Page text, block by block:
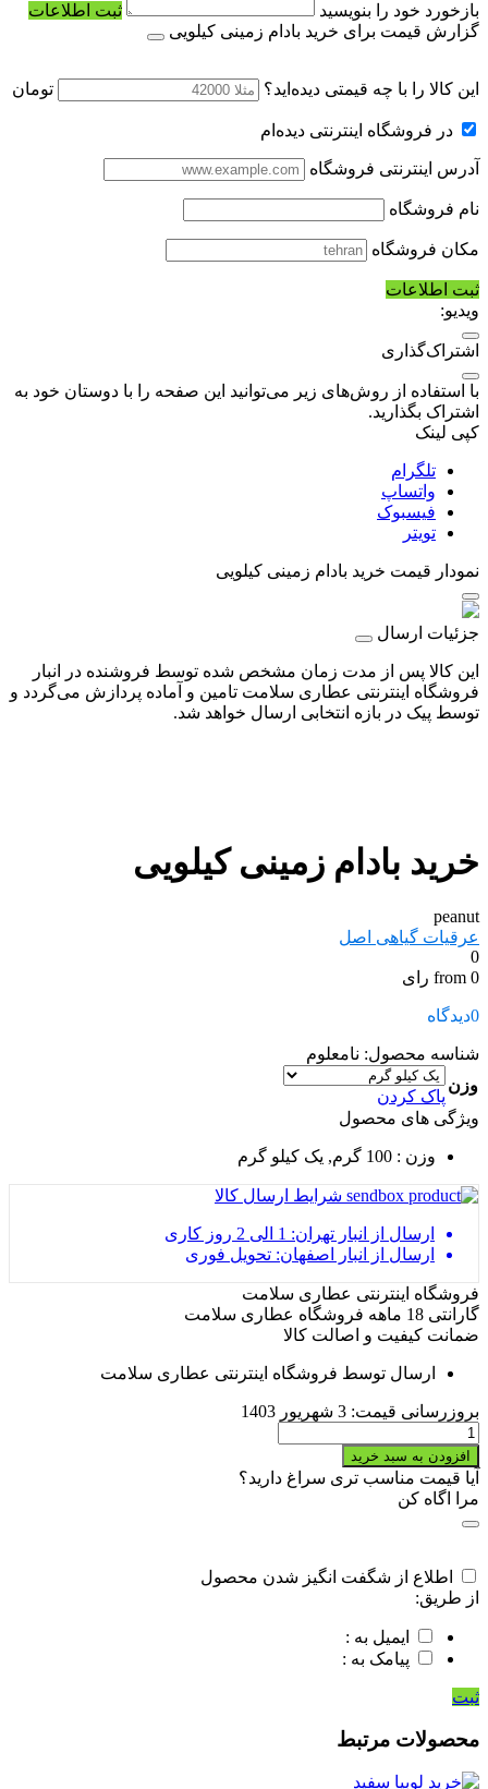
بازخورد خود را بنویسید
ثبت اطلاعات
گزارش قیمت برای خرید بادام زمینی کیلویی
این کالا را با چه قیمتی دیده‌اید؟ تومان
در فروشگاه اینترنتی دیده‌ام
آدرس اینترنتی فروشگاه
نام فروشگاه
مکان فروشگاه
ثبت اطلاعات
ویدیو:
اشتراک‌گذاری
با استفاده از روش‌های زیر می‌توانید این صفحه را با دوستان خود به
اشتراک بگذارید.
کپی لینک
تلگرام
واتساپ
فیسبوک
تویتر
نمودار قیمت خرید بادام زمینی کیلویی
جزئیات ارسال
این کالا پس از مدت زمان مشخص شده توسط فروشنده در انبار
فروشگاه اینترنتی عطاری سلامت تامین و آماده پردازش می‌گردد و
توسط پیک در بازه انتخابی ارسال خواهد شد.
خرید بادام زمینی کیلویی
peanut
عرقیات گیاهی اصل
0
from 0 رای
0دیدگاه
شناسه محصول: نامعلوم
وزن
پاک کردن
ویژگی های محصول
وزن : 100 گرم, یک کیلو گرم
شرایط ارسال کالا
ارسال از انبار تهران: 1 الی 2 روز کاری
ارسال از انبار اصفهان: تحویل فوری
فروشگاه اینترنتی عطاری سلامت
گارانتی 18 ماهه فروشگاه عطاری سلامت
ضمانت کیفیت و اصالت کالا
ارسال توسط فروشگاه اینترنتی عطاری سلامت
بروزرسانی قیمت: 3 شهریور 1403
خرید
بادام
زمینی
کیلویی
quantity
افزودن به سبد خرید
آیا قیمت مناسب تری سراغ دارید؟
مرا اگاه کن
اطلاع از شگفت انگیز شدن محصول
از طریق:
ایمیل به :
پیامک به :
ثبت
محصولات مرتبط